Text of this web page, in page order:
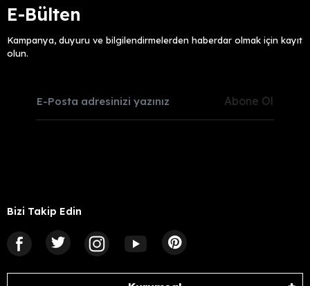
E-Bülten
Kampanya, duyuru ve bilgilendirmelerden haberdar olmak için kayıt
olun.
Abone Ol
Bizi Takip Edin